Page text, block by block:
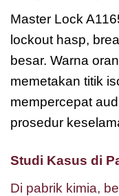
Master Lock
lockout hasp,
besar. Warna
memetakan titik
mempercepat
prosedur
Studi Kasus di
Di pabrik kimia,